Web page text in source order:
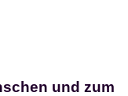
und zum